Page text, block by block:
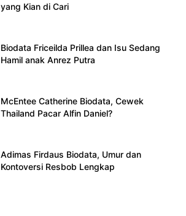
yang Kian di Cari
Biodata Friceilda Prillea dan Isu Sedang
Hamil anak Anrez Putra
McEntee Catherine Biodata, Cewek
Thailand Pacar Alfin Daniel?
Adimas Firdaus Biodata, Umur dan
Kontoversi Resbob Lengkap